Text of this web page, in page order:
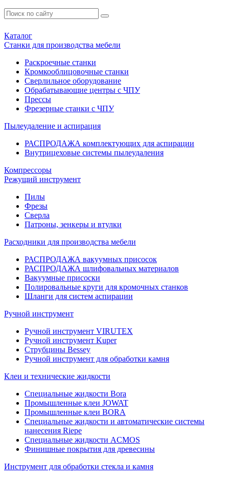
Каталог
Станки для производства мебели
Раскроечные станки
Кромкооблицовочные станки
Сверлильное оборудование
Обрабатывающие центры с ЧПУ
Прессы
Фрезерные станки с ЧПУ
Пылеудаление и аспирация
РАСПРОДАЖА комплектующих для аспирации
Внутрицеховые системы пылеудаления
Компрессоры
Режущий инструмент
Пилы
Фрезы
Сверла
Патроны, зенкеры и втулки
Расходники для производства мебели
РАСПРОДАЖА вакуумных присосок
РАСПРОДАЖА шлифовальных материалов
Вакуумные присоски
Полировальные круги для кромочных станков
Шланги для систем аспирации
Ручной инструмент
Ручной инструмент VIRUTEX
Ручной инструмент Kuper
Струбцины Bessey
Ручной инструмент для обработки камня
Клеи и технические жидкости
Специальные жидкости Bora
Промышленные клеи JOWAT
Промышленные клеи BORA
Специальные жидкости и автоматические системы
нанесения Riepe
Специальные жидкости ACMOS
Финишные покрытия для древесины
Инструмент для обработки стекла и камня